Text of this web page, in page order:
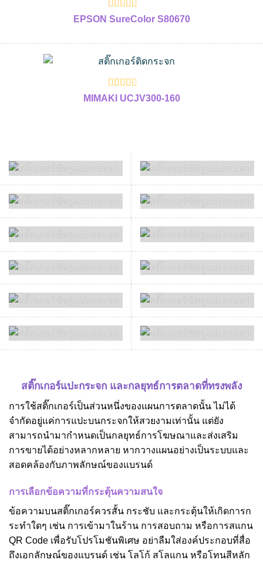
EPSON SureColor S80670
MIMAKI UCJV300-160
สติ๊กเกอร์แปะกระจก และกลยุทธ์การตลาดที่ทรงพลัง
การใช้สติ๊กเกอร์เป็นส่วนหนึ่งของแผนการตลาดนั้น ไม่ได้
จำกัดอยู่แค่การแปะบนกระจกให้สวยงามเท่านั้น แต่ยัง
สามารถนำมากำหนดเป็นกลยุทธ์การโฆษณาและส่งเสริม
การขายได้อย่างหลากหลาย หากวางแผนอย่างเป็นระบบและ
สอดคล้องกับภาพลักษณ์ของแบรนด์
การเลือกข้อความที่กระตุ้นความสนใจ
ข้อความบนสติ๊กเกอร์ควรสั้น กระชับ และกระตุ้นให้เกิดการก
ระทำใดๆ เช่น การเข้ามาในร้าน การสอบถาม หรือการสแกน
QR Code เพื่อรับโปรโมชันพิเศษ อย่าลืมใส่องค์ประกอบที่สื่อ
ถึงเอกลักษณ์ของแบรนด์ เช่น โลโก้ สโลแกน หรือโทนสีหลัก